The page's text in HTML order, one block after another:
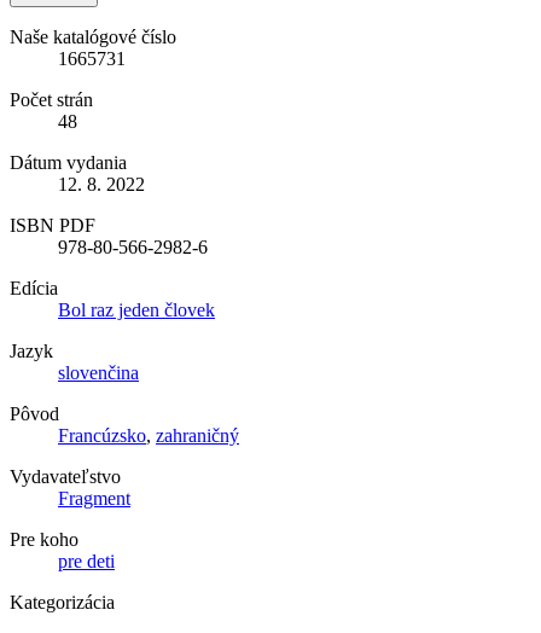
Naše katalógové číslo
1665731
Počet strán
48
Dátum vydania
12. 8. 2022
ISBN PDF
978-80-566-2982-6
Edícia
Bol raz jeden človek
Jazyk
slovenčina
Pôvod
Francúzsko, zahraničný
Vydavateľstvo
Fragment
Pre koho
pre deti
Kategorizácia